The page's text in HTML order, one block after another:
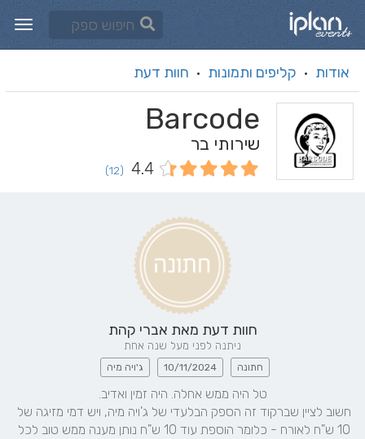
אודות · קליפים ותמונות · חוות דעת
Barcode
שירותי בר
4.4
(12)
חוות דעת מאת אברי קהת
ניתנה לפני מעל שנה אחת
חתונה 10/11/2024 ג'ויה מיה